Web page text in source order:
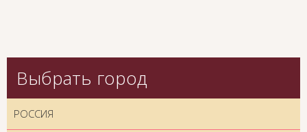
Выбрать город
РОССИЯ